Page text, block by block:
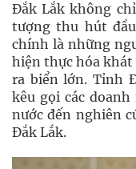
Đắk Lắk không
tượng thu hút
chính là những
hiện thực hóa khát
ra biển lớn. Tỉnh
kêu gọi các
nước đến nghiên
Đắk Lắk.